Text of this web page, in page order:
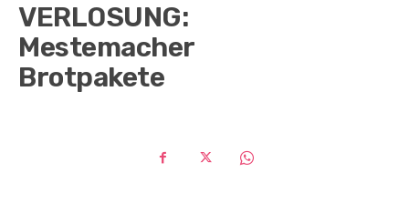
VERLOSUNG:
Mestemacher
Brotpakete